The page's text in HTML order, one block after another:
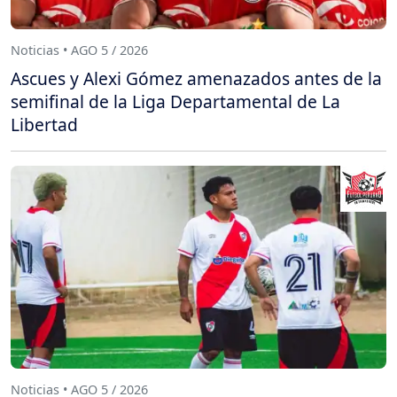
Noticias • AGO 5 / 2026
Ascues y Alexi Gómez amenazados antes de la
semifinal de la Liga Departamental de La
Libertad
Noticias • AGO 5 / 2026